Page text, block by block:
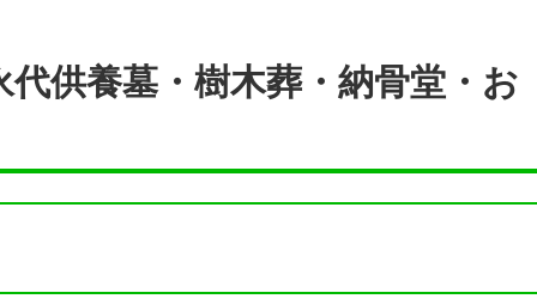
供養墓・樹木葬・納骨堂・お